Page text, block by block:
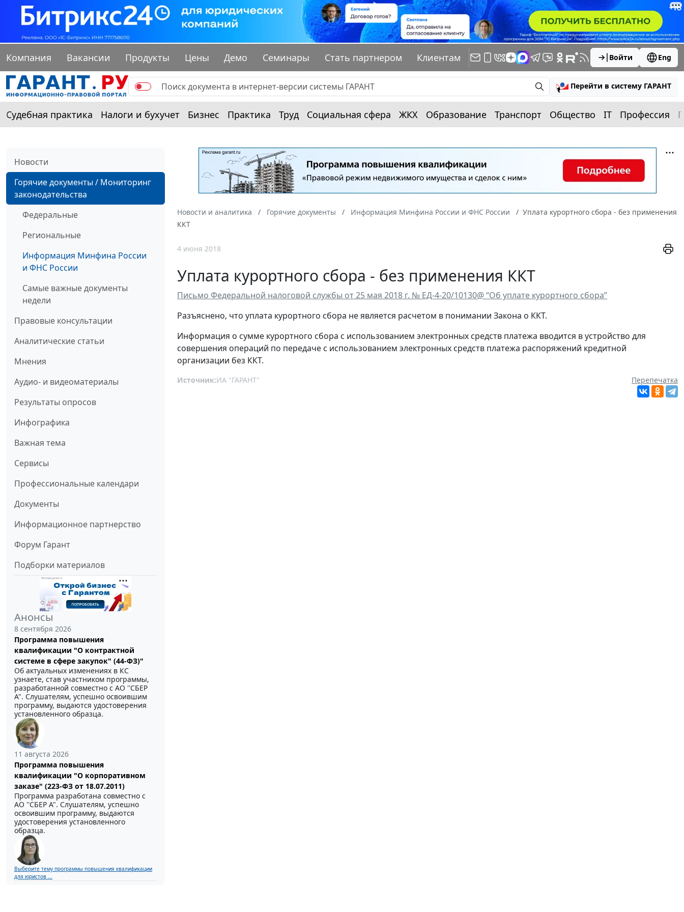
Компания Вакансии Продукты Цены Демо Семинары Стать партнером Клиентам Войти Eng
Перейти в систему ГАРАНТ
Судебная практика Налоги и бухучет Бизнес Практика Труд Социальная сфера ЖКХ Образование Транспорт Общество IT Профессия
Новости
Горячие документы / Мониторинг
законодательства
Федеральные
Региональные
Информация Минфина России
и ФНС России
Самые важные документы
недели
Правовые консультации
Аналитические статьи
Мнения
Аудио- и видеоматериалы
Результаты опросов
Инфографика
Важная тема
Сервисы
Профессиональные календари
Документы
Информационное партнерство
Форум Гарант
Подборки материалов
Анонсы
8 сентября 2026
Программа повышения
квалификации "О контрактной
системе в сфере закупок" (44-ФЗ)"
Об актуальных изменениях в КС
узнаете, став участником программы,
разработанной совместно с АО ''СБЕР
А". Слушателям, успешно освоившим
программу, выдаются удостоверения
установленного образца.
11 августа 2026
Программа повышения
квалификации "О корпоративном
заказе" (223-ФЗ от 18.07.2011)
Программа разработана совместно с
АО ''СБЕР А". Слушателям, успешно
освоившим программу, выдаются
удостоверения установленного
образца.
Выберите тему программы повышения квалификации
для юристов ...
Новости и аналитика Горячие документы Информация Минфина России и ФНС России
Уплата курортного сбора - без применения
ККТ
4 июня 2018
Уплата курортного сбора - без применения ККТ
Письмо Федеральной налоговой службы от 25 мая 2018 г. № ЕД-4-20/10130@ “Об уплате курортного сбора”
Разъяснено, что уплата курортного сбора не является расчетом в понимании Закона о ККТ.
Информация о сумме курортного сбора с использованием электронных средств платежа вводится в устройство для
совершения операций по передаче с использованием электронных средств платежа распоряжений кредитной
организации без ККТ.
Источник:ИА "ГАРАНТ" Перепечатка